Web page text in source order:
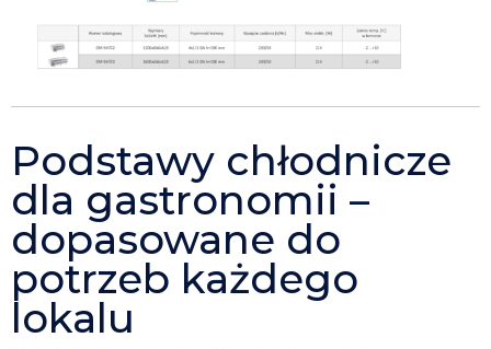
Podstawy chłodnicze
dla gastronomii –
dopasowane do
potrzeb każdego
lokalu